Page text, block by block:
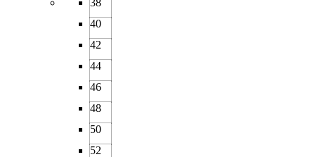
40
42
44
46
48
50
52